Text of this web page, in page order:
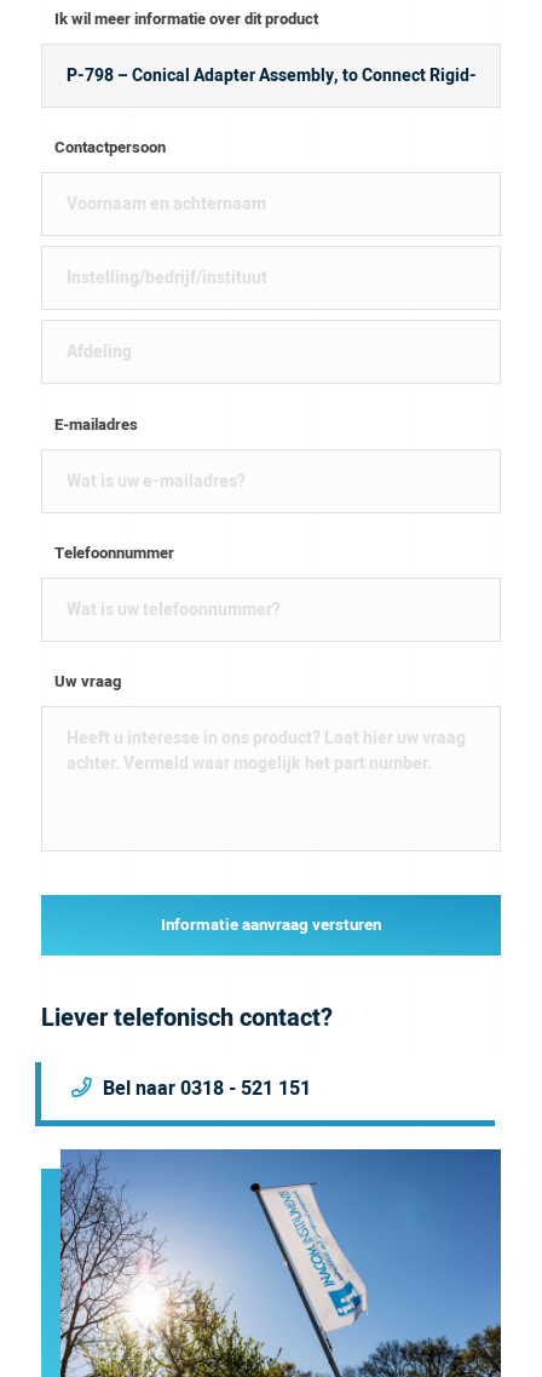
Ik wil meer informatie over dit product
Contactpersoon
E-mailadres
Telefoonnummer
Uw vraag
Informatie aanvraag versturen
Liever telefonisch contact?
Bel naar 0318 - 521 151